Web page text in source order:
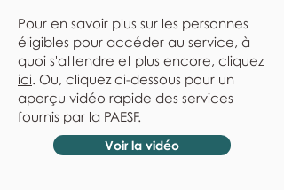
Pour en savoir plus sur les personnes
éligibles pour accéder au service, à
quoi s'attendre et plus encore, cliquez
ici. Ou, cliquez ci-dessous pour un
aperçu vidéo rapide des services
fournis par la PAESF.
Voir la vidéo